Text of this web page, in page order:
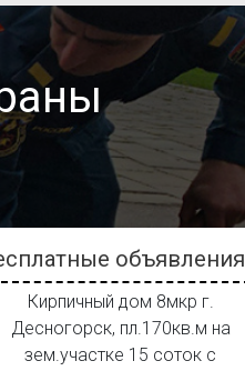
объявления
Кирпичный дом 8мкр г.
Десногорск, пл.170кв.м на
зем.участке 15 соток с